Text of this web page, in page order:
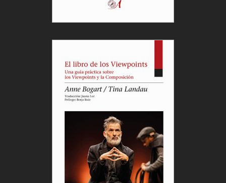
periodista); Carlos Carnero (Diputado del
(Corresponsal de guerra) y Enzo Corman
11.- El afianzamiento del Festival por el nivel de
respuesta ya señalado, por el cumplimiento de los
compromisos contraídos por los municipios y por el
incremento de participación del Ayuntamiento de
Parla. En este sentido, señalar que el Festival
espera la reincorporación de Móstoles para su